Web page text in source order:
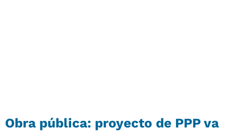
Obra pública: proyecto de PPP va